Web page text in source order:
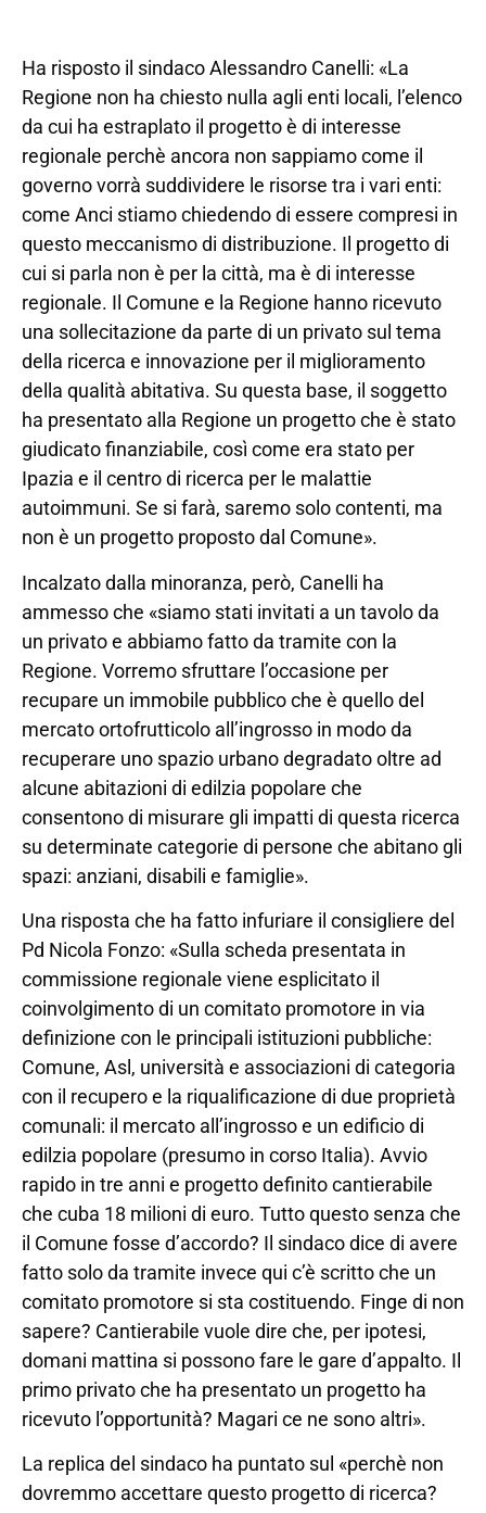
Ha risposto il sindaco Alessandro Canelli: «La
Regione non ha chiesto nulla agli enti locali, l’elenco
da cui ha estraplato il progetto è di interesse
regionale perchè ancora non sappiamo come il
governo vorrà suddividere le risorse tra i vari enti:
come Anci stiamo chiedendo di essere compresi in
questo meccanismo di distribuzione. Il progetto di
cui si parla non è per la città, ma è di interesse
regionale. Il Comune e la Regione hanno ricevuto
una sollecitazione da parte di un privato sul tema
della ricerca e innovazione per il miglioramento
della qualità abitativa. Su questa base, il soggetto
ha presentato alla Regione un progetto che è stato
giudicato finanziabile, così come era stato per
Ipazia e il centro di ricerca per le malattie
autoimmuni. Se si farà, saremo solo contenti, ma
non è un progetto proposto dal Comune».
Incalzato dalla minoranza, però, Canelli ha
ammesso che «siamo stati invitati a un tavolo da
un privato e abbiamo fatto da tramite con la
Regione. Vorremo sfruttare l’occasione per
recupare un immobile pubblico che è quello del
mercato ortofrutticolo all’ingrosso in modo da
recuperare uno spazio urbano degradato oltre ad
alcune abitazioni di edilzia popolare che
consentono di misurare gli impatti di questa ricerca
su determinate categorie di persone che abitano gli
spazi: anziani, disabili e famiglie».
Una risposta che ha fatto infuriare il consigliere del
Pd Nicola Fonzo: «Sulla scheda presentata in
commissione regionale viene esplicitato il
coinvolgimento di un comitato promotore in via
definizione con le principali istituzioni pubbliche:
Comune, Asl, università e associazioni di categoria
con il recupero e la riqualificazione di due proprietà
comunali: il mercato all’ingrosso e un edificio di
edilzia popolare (presumo in corso Italia). Avvio
rapido in tre anni e progetto definito cantierabile
che cuba 18 milioni di euro. Tutto questo senza che
il Comune fosse d’accordo? Il sindaco dice di avere
fatto solo da tramite invece qui c’è scritto che un
comitato promotore si sta costituendo. Finge di non
sapere? Cantierabile vuole dire che, per ipotesi,
domani mattina si possono fare le gare d’appalto. Il
primo privato che ha presentato un progetto ha
ricevuto l’opportunità? Magari ce ne sono altri».
La replica del sindaco ha puntato sul «perchè non
dovremmo accettare questo progetto di ricerca?